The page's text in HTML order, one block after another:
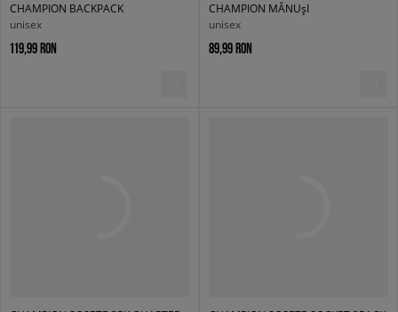
CHAMPION BACKPACK
unisex
119,99 RON
CHAMPION MĂNUșI
unisex
89,99 RON